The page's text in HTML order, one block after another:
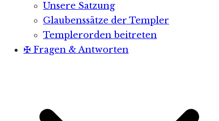
Unsere Satzung
Glaubenssätze der Templer
Templerorden beitreten
✠ Fragen & Antworten